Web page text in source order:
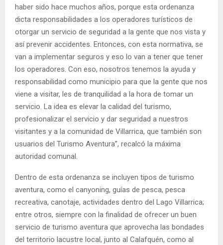
haber sido hace muchos años, porque esta ordenanza
dicta responsabilidades a los operadores turísticos de
otorgar un servicio de seguridad a la gente que nos vista y
así prevenir accidentes. Entonces, con esta normativa, se
van a implementar seguros y eso lo van a tener que tener
los operadores. Con eso, nosotros tenemos la ayuda y
responsabilidad como municipio para que la gente que nos
viene a visitar, les de tranquilidad a la hora de tomar un
servicio. La idea es elevar la calidad del turismo,
profesionalizar el servicio y dar seguridad a nuestros
visitantes y a la comunidad de Villarrica, que también son
usuarios del Turismo Aventura”, recalcó la máxima
autoridad comunal.
Dentro de esta ordenanza se incluyen tipos de turismo
aventura, como el canyoning, guías de pesca, pesca
recreativa, canotaje, actividades dentro del Lago Villarrica;
entre otros, siempre con la finalidad de ofrecer un buen
servicio de turismo aventura que aprovecha las bondades
del territorio lacustre local, junto al Calafquén, como al